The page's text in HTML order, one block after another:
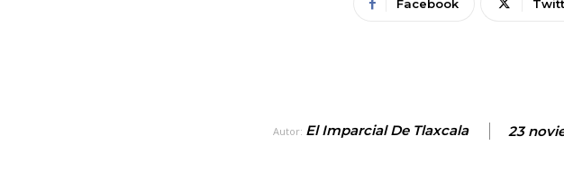
Facebook
Autor: El Imparcial De Tlaxcala 23